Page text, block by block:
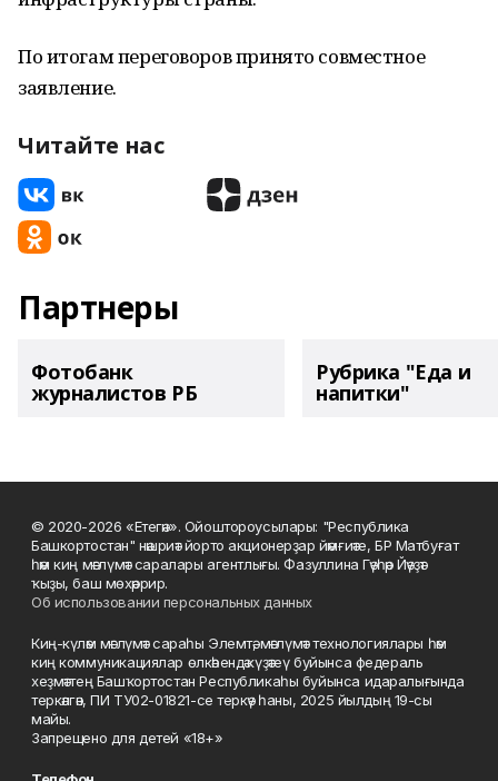
По итогам переговоров принято совместное
заявление.
Читайте нас
Партнеры
Фотобанк
журналистов РБ
Рубрика "Еда и
напитки"
© 2020-2026 «Етегән». Ойоштороусылары: "Республика
Башкортостан" нәшриәт йорто акционерҙар йәмғиәте, БР Матбуғат
һәм киң мәғлүмәт саралары агентлығы. Фазуллина Гәүһәр Йәүҙәт
ҡыҙы, баш мөхәррир.
Об использовании персональных данных
Киң-күләм мәғлүмәт сараһы Элемтә, мәғлүмәт технологиялары һәм
киң коммуникациялар өлкәһендә күҙәтеү буйынса федераль
хеҙмәттең Башҡортостан Республикаһы буйынса идаралығында
теркәлгән, ПИ ТУ02-01821-се теркәү һаны, 2025 йылдың 19-сы
майы.
Запрещено для детей «18+»